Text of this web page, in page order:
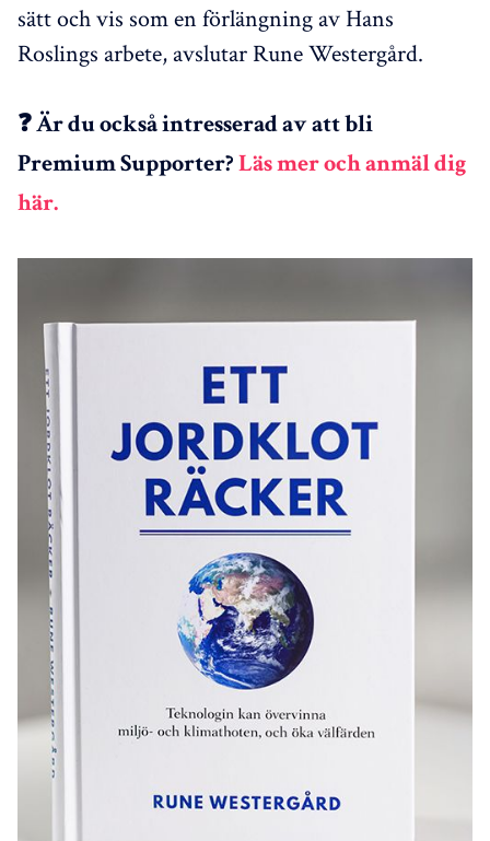
sätt och vis som en förlängning av Hans
Roslings arbete, avslutar Rune Westergård.
❓ Är du också intresserad av att bli
Premium Supporter? Läs mer och anmäl dig
här.